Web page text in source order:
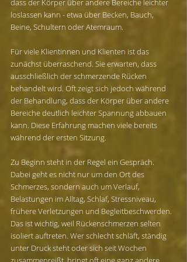
dass der Körper über andere Bereiche leichter
loslassen kann - etwa über Becken, Bauch,
Beine, Schultern oder Atemraum.
Für viele Klientinnen und Klienten ist das
zunächst überraschend. Sie erwarten, dass
ausschließlich der schmerzende Rücken
behandelt wird. Oft zeigt sich jedoch während
der Behandlung, dass der Körper über andere
Bereiche deutlich leichter Spannung abbauen
kann. Diese Erfahrung machen viele bereits
während der ersten Sitzung.
Zu Beginn steht in der Regel ein Gespräch.
Dabei geht es nicht nur um den Ort des
Schmerzes, sondern auch um Verlauf,
Belastungen im Alltag, Schlaf, Stressniveau,
frühere Verletzungen und Begleitbeschwerden.
Das ist wichtig, weil Rückenschmerzen selten
isoliert auftreten. Wer schlecht schläft, ständig
unter Druck steht oder sich seit Wochen